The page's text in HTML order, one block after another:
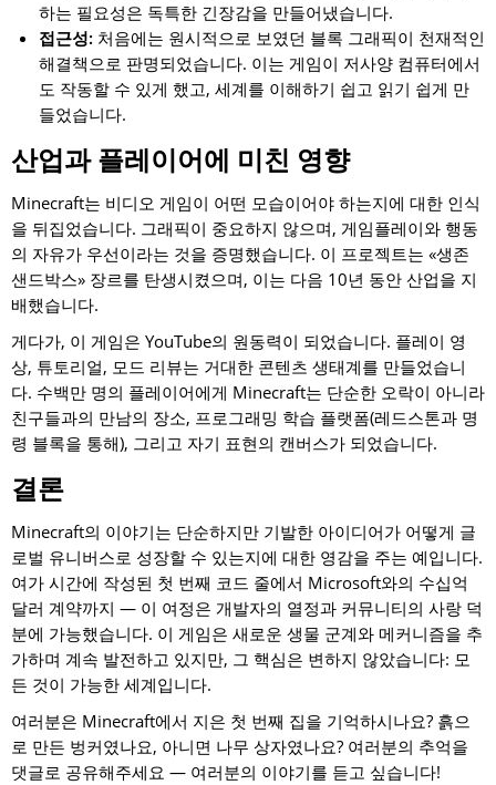
하는 필요성은 독특한 긴장감을 만들어냈습니다.
접근성: 처음에는 원시적으로 보였던 블록 그래픽이 천재적인
해결책으로 판명되었습니다. 이는 게임이 저사양 컴퓨터에서
도 작동할 수 있게 했고, 세계를 이해하기 쉽고 읽기 쉽게 만
들었습니다.
산업과 플레이어에 미친 영향
Minecraft는 비디오 게임이 어떤 모습이어야 하는지에 대한 인식
을 뒤집었습니다. 그래픽이 중요하지 않으며, 게임플레이와 행동
의 자유가 우선이라는 것을 증명했습니다. 이 프로젝트는 «생존
샌드박스» 장르를 탄생시켰으며, 이는 다음 10년 동안 산업을 지
배했습니다.
게다가, 이 게임은 YouTube의 원동력이 되었습니다. 플레이 영
상, 튜토리얼, 모드 리뷰는 거대한 콘텐츠 생태계를 만들었습니
다. 수백만 명의 플레이어에게 Minecraft는 단순한 오락이 아니라
친구들과의 만남의 장소, 프로그래밍 학습 플랫폼(레드스톤과 명
령 블록을 통해), 그리고 자기 표현의 캔버스가 되었습니다.
결론
Minecraft의 이야기는 단순하지만 기발한 아이디어가 어떻게 글
로벌 유니버스로 성장할 수 있는지에 대한 영감을 주는 예입니다.
여가 시간에 작성된 첫 번째 코드 줄에서 Microsoft와의 수십억
달러 계약까지 — 이 여정은 개발자의 열정과 커뮤니티의 사랑 덕
분에 가능했습니다. 이 게임은 새로운 생물 군계와 메커니즘을 추
가하며 계속 발전하고 있지만, 그 핵심은 변하지 않았습니다: 모
든 것이 가능한 세계입니다.
여러분은 Minecraft에서 지은 첫 번째 집을 기억하시나요? 흙으
로 만든 벙커였나요, 아니면 나무 상자였나요? 여러분의 추억을
댓글로 공유해주세요 — 여러분의 이야기를 듣고 싶습니다!